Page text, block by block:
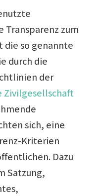
Transparenz zum
die so genannte
durch die
der
Zivilgesellschaft
sich, eine
Kriterien
Dazu
Satzung,